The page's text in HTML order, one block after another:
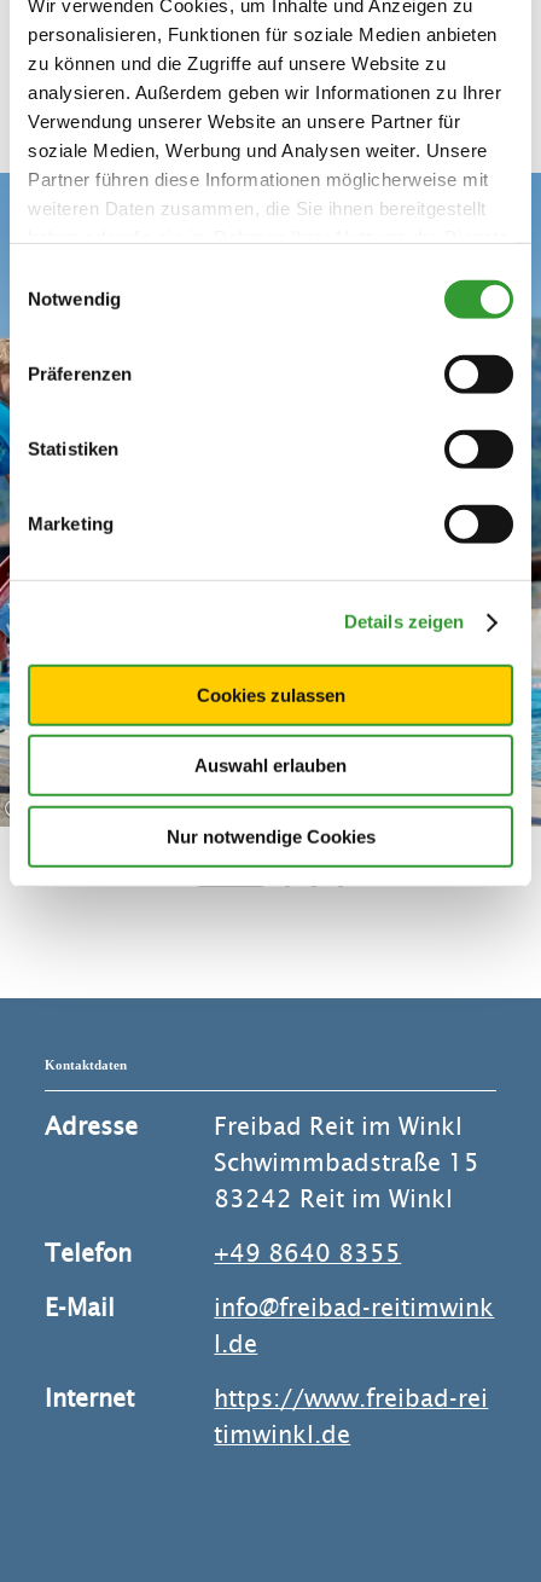
Wir verwenden Cookies, um Inhalte und Anzeigen zu
personalisieren, Funktionen für soziale Medien anbieten
zu können und die Zugriffe auf unsere Website zu
analysieren. Außerdem geben wir Informationen zu Ihrer
Verwendung unserer Website an unsere Partner für
soziale Medien, Werbung und Analysen weiter. Unsere
Partner führen diese Informationen möglicherweise mit
weiteren Daten zusammen, die Sie ihnen bereitgestellt
Notwendig
Präferenzen
Statistiken
Marketing
Details zeigen
Cookies zulassen
Auswahl erlauben
Nur notwendige Cookies
September
©
Kontaktdaten
Adresse
Freibad Reit im Winkl
Schwimmbadstraße 15
83242 Reit im Winkl
Telefon
+49 8640 8355
E-Mail
info@freibad-reitimwink
l.de
Internet
https://www.freibad-rei
timwinkl.de